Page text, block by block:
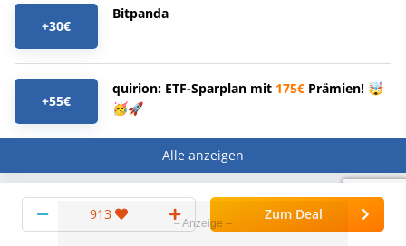
+30€
Bitpanda
+55€
quirion: ETF-Sparplan mit 175€ Prämien! 🤯
🥳🚀
Alle anzeigen
Top Ratgeber Neuste Ratgeber Favoriten
913 Zum Deal